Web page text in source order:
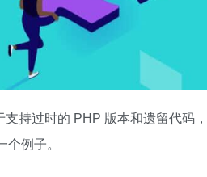
持过时的 PHP 版本和遗留代码，
例子。